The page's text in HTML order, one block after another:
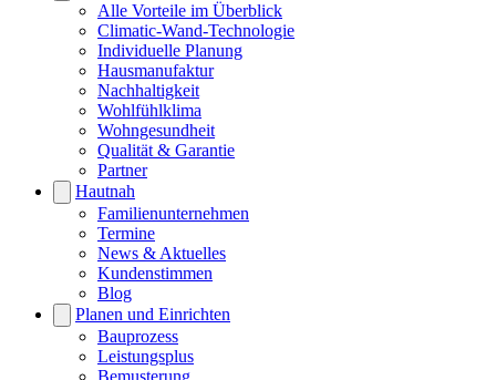
Alle Vorteile im Überblick
Climatic-Wand-Technologie
Individuelle Planung
Hausmanufaktur
Nachhaltigkeit
Wohlfühlklima
Wohngesundheit
Qualität & Garantie
Partner
Hautnah
Familienunternehmen
Termine
News & Aktuelles
Kundenstimmen
Blog
Planen und Einrichten
Bauprozess
Leistungsplus